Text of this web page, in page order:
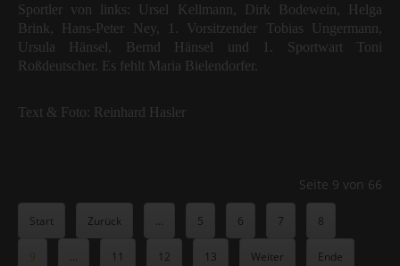
Sportler von links: Ursel Kellmann, Dirk Bodewein, Helga
Brink, Hans-Peter Ney, 1. Vorsitzender Tobias Ungermann,
Ursula Hänsel, Bernd Hänsel und 1. Sportwart Toni
Roßdeutscher. Es fehlt Maria Bielendorfer.
Text & Foto: Reinhard Hasler
Seite 9 von 66
Start Zurück ... 5 6 7 8
9 ... 11 12 13 Weiter Ende